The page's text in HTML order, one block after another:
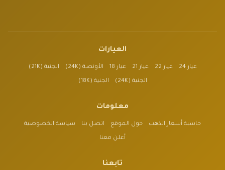
العيارات
عيار 24 عيار 22 عيار 21 عيار 18 الأونصة (24K) الجنية (21K)
الجنية (24K) الجنية (18K)
معلومات
حاسبة أسعار الذهب حول الموقع اتصل بنا سياسة الخصوصية
أعلن معنا
تابعنا